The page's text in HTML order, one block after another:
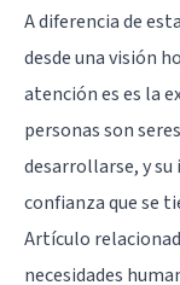
A diferencia de
desde una visión
atención es es la
personas son
desarrollarse, y
confianza que se
Artículo
necesidades